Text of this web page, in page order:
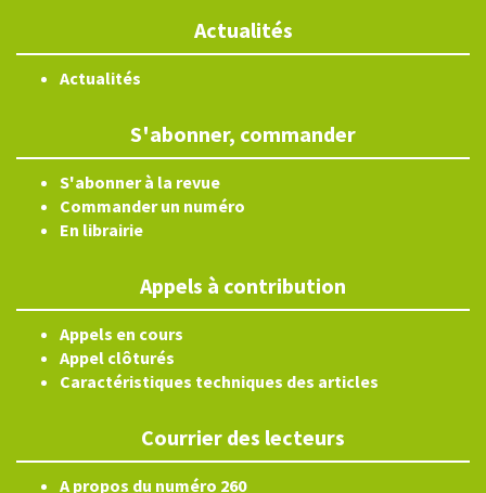
Actualités
Actualités
S'abonner, commander
S'abonner à la revue
Commander un numéro
En librairie
Appels à contribution
Appels en cours
Appel clôturés
Caractéristiques techniques des articles
Courrier des lecteurs
A propos du numéro 260